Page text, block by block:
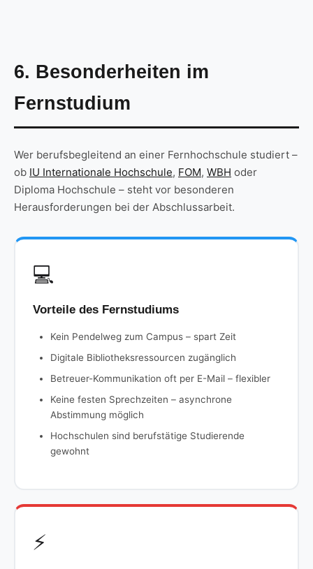
6. Besonderheiten im
Fernstudium
Wer berufsbegleitend an einer Fernhochschule studiert –
ob IU Internationale Hochschule, FOM, WBH oder
Diploma Hochschule – steht vor besonderen
Herausforderungen bei der Abschlussarbeit.
💻
Vorteile des Fernstudiums
Kein Pendelweg zum Campus – spart Zeit
Digitale Bibliotheksressourcen zugänglich
Betreuer-Kommunikation oft per E-Mail – flexibler
Keine festen Sprechzeiten – asynchrone
Abstimmung möglich
Hochschulen sind berufstätige Studierende
gewohnt
⚡